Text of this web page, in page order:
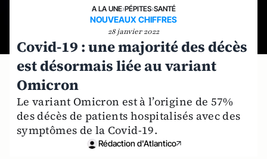
A LA UNE›PÉPITES›SANTÉ
NOUVEAUX CHIFFRES
28 janvier 2022
Covid-19 : une majorité des décès
est désormais liée au variant
Omicron
Le variant Omicron est à l’origine de 57%
des décès de patients hospitalisés avec des
symptômes de la Covid-19.
Rédaction d'Atlantico